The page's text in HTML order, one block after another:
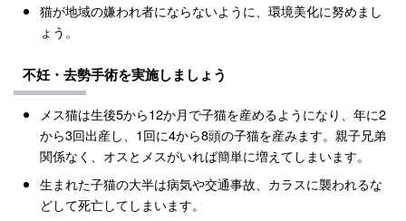
猫が地域の嫌われ者にならないように、環境美化に努めまし
ょう。
不妊・去勢手術を実施しましょう
メス猫は生後5から12か月で子猫を産めるようになり、年に2
から3回出産し、1回に4から8頭の子猫を産みます。親子兄弟
関係なく、オスとメスがいれば簡単に増えてしまいます。
生まれた子猫の大半は病気や交通事故、カラスに襲われるな
どして死亡してしまいます。